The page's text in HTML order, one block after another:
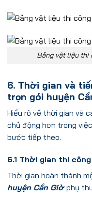
Bảng vật liệu thi
6. Thời gian và
trọn gói huyện
Hiểu rõ về thời gian và
chủ động hơn trong
bước tiếp theo.
6.1 Thời gian thi
Thời gian hoàn thành
huyện Cần Giờphụ